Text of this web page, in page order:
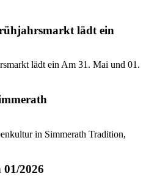
lädt ein
lädt ein Am 31. Mai und 01.
in Simmerath Tradition,
01/2026